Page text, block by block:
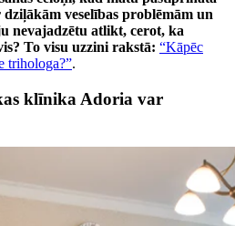
veselības problēmām un
nevajadzētu atlikt, cerot, ka
To visu uzzini rakstā: “Kāpēc
trihologa?”.
klīnika Adoria var